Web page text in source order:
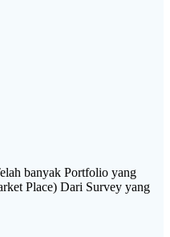
banyak Portfolio yang
Place) Dari Survey yang